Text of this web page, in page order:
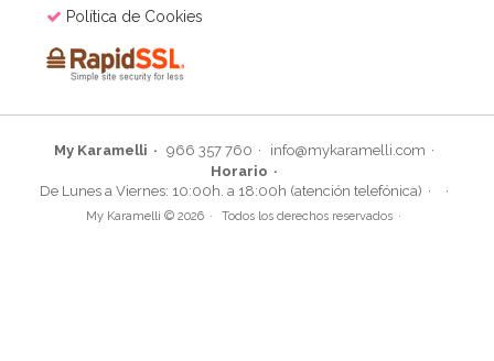
Caja para Tarta 4 Alturas Ajustables - 45 x 40 cm
Política de Cookies
My Karamelli 966 357 760
info@mykaramelli.com
Horario
De Lunes a Viernes: 10:00h. a 18:00h (atención telefónica)
My Karamelli © 2026 Todos los derechos reservados